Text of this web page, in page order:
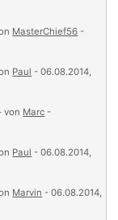
MasterChief56 -
Paul - 06.08.2014,
von Marc -
Paul - 06.08.2014,
Marvin - 06.08.2014,